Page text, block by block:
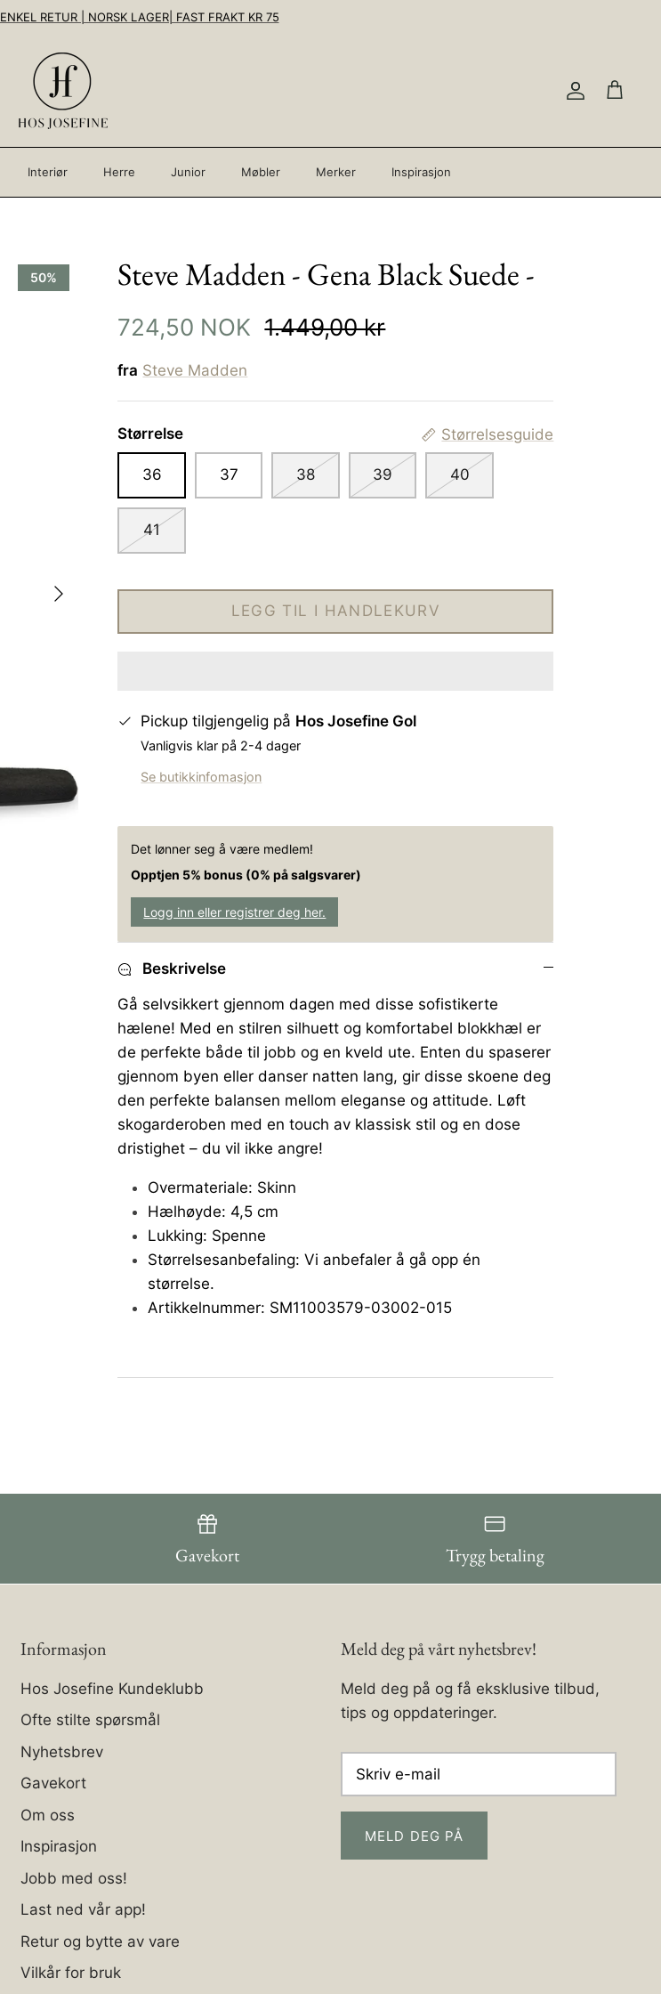
ENKEL RETUR | NORSK LAGER| FAST FRAKT KR 75
Konto
Interiør Herre Junior Møbler Merker Inspirasjon
50% Steve Madden - Gena Black Suede -
724,50 NOK 1.449,00 kr
fra Steve Madden
Størrelse Størrelsesguide
36 37 38 39 40
41
LEGG TIL I HANDLEKURV
Pickup tilgjengelig på Hos Josefine Gol
Vanligvis klar på 2-4 dager
Se butikkinfomasjon
Det lønner seg å være medlem!
Opptjen 5% bonus (0% på salgsvarer)
Logg inn eller registrer deg her.
Beskrivelse
Gå selvsikkert gjennom dagen med disse sofistikerte
hælene! Med en stilren silhuett og komfortabel blokkhæl er
de perfekte både til jobb og en kveld ute. Enten du spaserer
gjennom byen eller danser natten lang, gir disse skoene deg
den perfekte balansen mellom eleganse og attitude. Løft
skogarderoben med en touch av klassisk stil og en dose
dristighet – du vil ikke angre!
Overmateriale: Skinn
Hælhøyde: 4,5 cm
Lukking: Spenne
Størrelsesanbefaling: Vi anbefaler å gå opp én
størrelse.
Artikkelnummer: SM11003579-03002-015
Gavekort Trygg betaling
Informasjon
Hos Josefine Kundeklubb
Ofte stilte spørsmål
Nyhetsbrev
Gavekort
Om oss
Inspirasjon
Jobb med oss!
Last ned vår app!
Retur og bytte av vare
Vilkår for bruk
Meld deg på vårt nyhetsbrev!
Meld deg på og få eksklusive tilbud,
tips og oppdateringer.
MELD DEG PÅ